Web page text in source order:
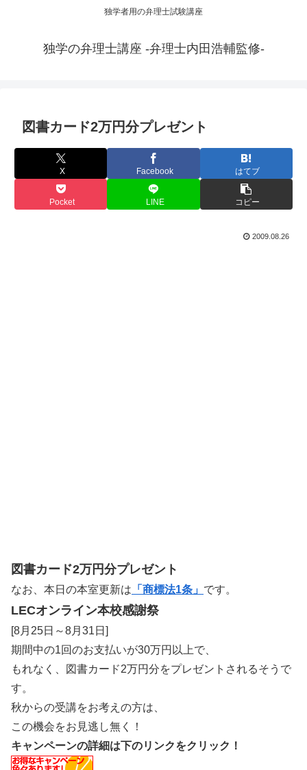
独学者用の弁理士試験講座
独学の弁理士講座 -弁理士内田浩輔監修-
図書カード2万円分プレゼント
X Facebook はてブ
Pocket LINE コピー
2009.08.26
図書カード2万円分プレゼント
なお、本日の本室更新は 「商標法1条」 です。
LECオンライン本校感謝祭
[8月25日～8月31日]
期間中の1回のお支払いが30万円以上で、
もれなく、図書カード2万円分をプレゼントされるそうで
す。
秋からの受講をお考えの方は、
この機会をお見逃し無く！
キャンペーンの詳細は下のリンクをクリック！